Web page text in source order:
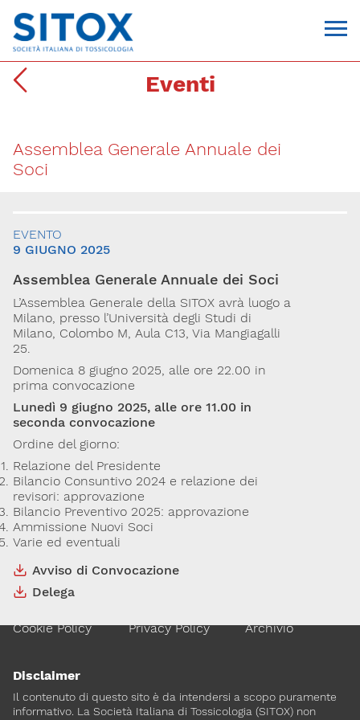
Via Giovanni Pascoli, 3
20129, Milano
P.I. 06792491000
T. 02-29520311
segreteria@sitox.org
Eventi
Assemblea Generale Annuale dei
Soci
EVENTO
9 GIUGNO 2025
Assemblea Generale Annuale dei Soci
L’Assemblea Generale della SITOX avrà luogo a
Milano, presso l’Università degli Studi di
Milano, Colombo M, Aula C13, Via Mangiagalli
25.
Domenica 8 giugno 2025, alle ore 22.00 in
prima convocazione
Lunedì 9 giugno 2025, alle ore 11.00 in
seconda convocazione
Ordine del giorno:
Relazione del Presidente
Bilancio Consuntivo 2024 e relazione dei
revisori: approvazione
Bilancio Preventivo 2025: approvazione
Ammissione Nuovi Soci
Varie ed eventuali
Avviso di Convocazione
Delega
Via Giovanni Pascoli, 3
20129, Milano
C.F. 96330980580
P.I. 06792491000
Codice SDI: M5UXCR1
T. 02-29520311
M.Segreteria@sitox.org
Link utili
Lavoro e Studio
Cookie Policy Privacy Policy Archivio
Disclaimer
Il contenuto di questo sito è da intendersi a scopo puramente
informativo. La Società Italiana di Tossicologia (SITOX) non